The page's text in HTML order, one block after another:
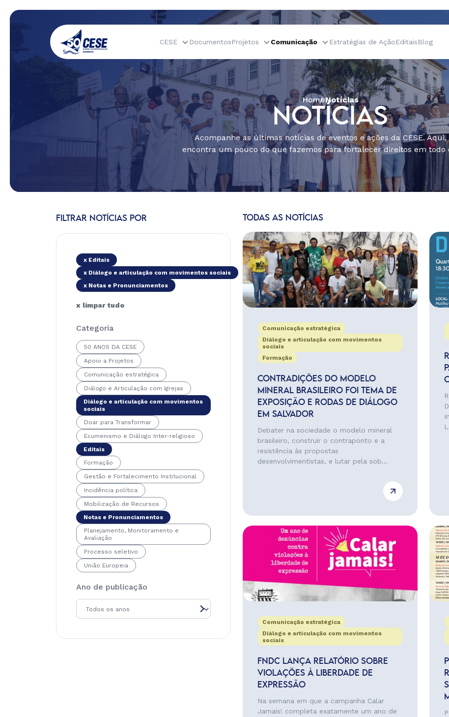
CESE DocumentosProjetos Comunicação Estratégias de AçãoEditaisBlog
HomeNotícias
NOTÍCIAS
Acompanhe as últimas notícias de eventos e ações da CESE. Aqui,
encontra um pouco do que fazemos para fortalecer direitos em todo
FILTRAR NOTÍCIAS POR
x Editais
x Diálogo e articulação com movimentos sociais
x Notas e Pronunciamentos
x limpar tudo
Categoria
50 ANOS DA CESE
Apoio a Projetos
Comunicação estratégica
Diálogo e Articulação com Igrejas
Diálogo e articulação com movimentos
sociais
Doar para Transformar
Ecumenismo e Diálogo Inter-religioso
Editais
Formação
Gestão e Fortalecimento Institucional
Incidência política
Mobilização de Recursos
Notas e Pronunciamentos
Planejamento, Monitoramento e
Avaliação
Processo seletivo
União Europeia
Ano de publicação
TODAS AS NOTÍCIAS
Comunicação estratégica
Diálogo e articulação com movimentos
sociais
Formação
CONTRADIÇÕES DO MODELO
MINERAL BRASILEIRO FOI TEMA DE
EXPOSIÇÃO E RODAS DE DIÁLOGO
EM SALVADOR
Debater na sociedade o modelo mineral
brasileiro, construir o contraponto e a
resistência às propostas
desenvolvimentistas, e lutar pela sob...
Comunicação estratégica
Diálogo e articulação com movimentos
sociais
FNDC LANÇA RELATÓRIO SOBRE
VIOLAÇÕES À LIBERDADE DE
EXPRESSÃO
Na semana em que a campanha Calar
Jamais! completa exatamente um ano de